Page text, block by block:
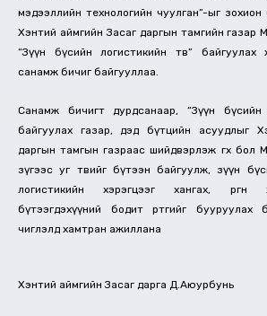
мэдээллийн технологийн чуулган”-ыг
Хэнтий аймгийн Засаг даргын тамгийн газар
“Зүүн бүсийн логистикийн төв”
санамж бичиг байгууллаа.
Санамж бичигт дурдсанаар, “Зүүн бүсийн
байгуулах газар, дэд бүтцийн асуудлыг
даргын тамгын газраас шийдвэрлэж өгөх бол
зүгээс уг төвийг бүтээн байгуулж, зүүн
логистикийн хэрэгцээг хангах, өргөн
бүтээгдэхүүний бодит өртгийг бууруулах
чиглэлд хамтран ажиллана
Хэнтий аймгийн Засаг дарга Д.Аюурбунь